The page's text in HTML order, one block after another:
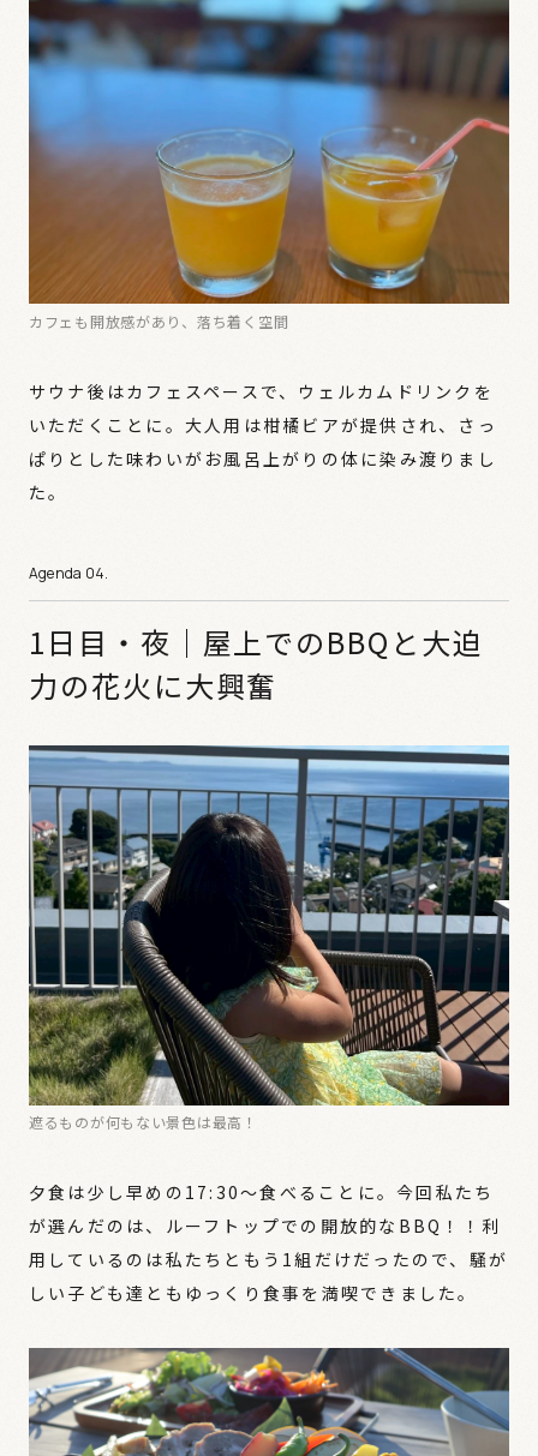
カフェも開放感があり、落ち着く空間
サウナ後はカフェスペースで、ウェルカムドリンクを
いただくことに。大人用は柑橘ビアが提供され、さっ
ぱりとした味わいがお風呂上がりの体に染み渡りまし
た。
1日目・夜｜屋上でのBBQと大迫
力の花火に大興奮
遮るものが何もない景色は最高！
夕食は少し早めの17:30〜食べることに。今回私たち
が選んだのは、ルーフトップでの開放的なBBQ！！利
用しているのは私たちともう1組だけだったので、騒が
しい子ども達ともゆっくり食事を満喫できました。